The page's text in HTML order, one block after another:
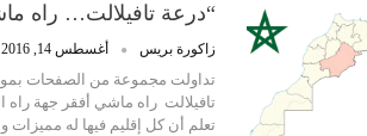
“درعة تافيلالت… راه
زاكورة بريس أغسطس 14, 2016
تداولت مجموعة من الصفحات
تافيلالت راه ماشي أفقر جهة راه
تعلم أن كل إقليم فيها له مميزات